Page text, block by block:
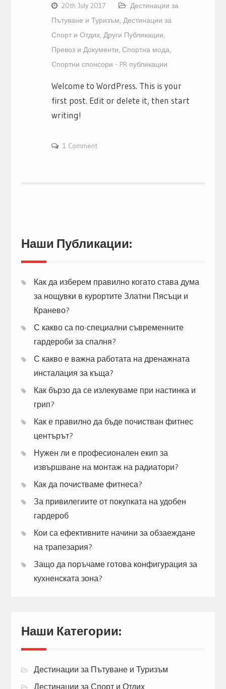
20th July 2017
Дестинации за
Пътуване и Туризъм, Дестинации за
Спорт и Отдих, Други Публикации,
Превоз и Документи, Спортна мода,
Спортни спонсори - PR публикации
Welcome to WordPress. This is your
first post. Edit or delete it, then start
writing!
1 Comment
Наши Публикации:
Как да изберем правилно когато става дума
за нощувки в курортите Златни Пясъци и
Кранево?
С какво са по-специални съвременните
гардероби за спалня?
С какво е важна работата на дренажната
инсталация за къща?
Как бързо да се излекуваме при настинка и
грип?
Как е правилно да бъде почистван фитнес
центърът?
Нужен ли е професионален екип за
извършване на монтаж на радиатори?
Как да почистваме фитнеса?
За привилегиите от покупката на удобен
гардероб
Кои са ефективните начини за обзаеждане
на трапезария?
Защо да поръчаме готова конфигурация за
кухненската зона?
Наши Категории:
Дестинации за Пътуване и Туризъм
Дестинации за Спорт и Отдих